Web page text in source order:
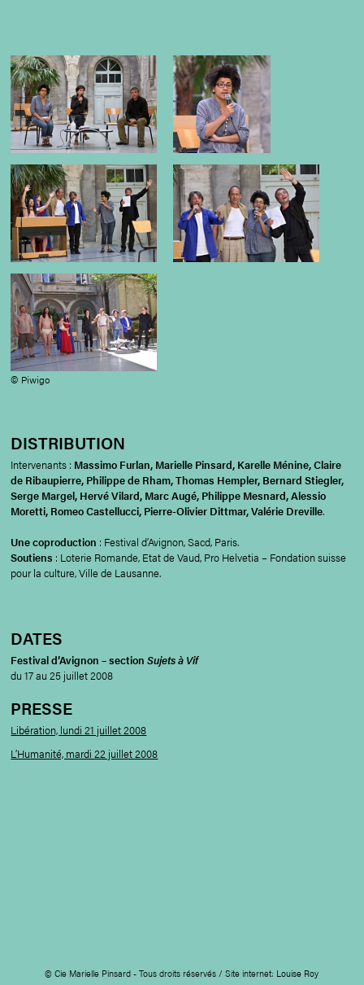
© Piwigo
DISTRIBUTION
Intervenants : Massimo Furlan, Marielle Pinsard, Karelle Ménine, Claire
de Ribaupierre, Philippe de Rham, Thomas Hempler, Bernard Stiegler,
Serge Margel, Hervé Vilard, Marc Augé, Philippe Mesnard, Alessio
Moretti, Romeo Castellucci, Pierre-Olivier Dittmar, Valérie Dreville.
Une coproduction : Festival d’Avignon, Sacd, Paris.
Soutiens : Loterie Romande, Etat de Vaud, Pro Helvetia – Fondation suisse
pour la culture, Ville de Lausanne.
DATES
Festival d’Avignon – sectionSujets à Vif
du 17 au 25 juillet 2008
PRESSE
Libération, lundi 21 juillet 2008
L’Humanité, mardi 22 juillet 2008
© Cie Marielle Pinsard - Tous droits réservés / Site internet: Louise Roy